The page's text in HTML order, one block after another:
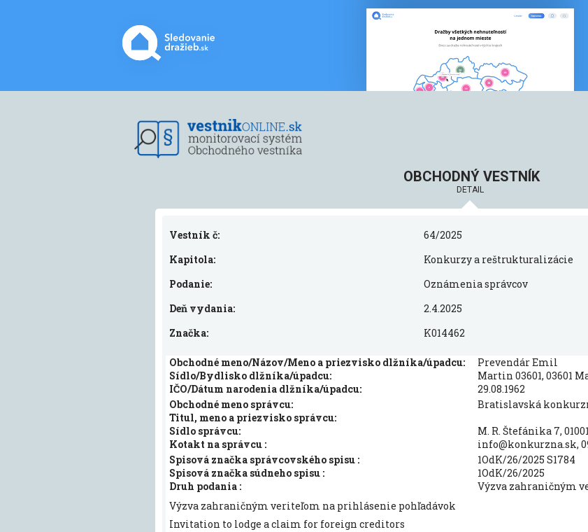
OBCHODNÝ VESTNÍK
DETAIL
Vestník č:
64/2025
Kapitola:
Konkurzy a reštrukturalizácie
Podanie:
Oznámenia správcov
Deň vydania:
2.4.2025
Značka:
K014462
Obchodné meno/Názov/Meno a priezvisko dlžníka/úpadcu:
Prevendár Emil
Sídlo/Bydlisko dlžníka/úpadcu:
Martin 03601, 03601
IČO/Dátum narodenia dlžníka/úpadcu:
29.08.1962
Obchodné meno správcu:
Bratislavská
Titul, meno a priezvisko správcu:
Sídlo správcu:
M. R. Štefánika 7,
Kotakt na správcu :
info@konkurzna.sk,
Spisová značka správcovského spisu :
1OdK/26/2025 S1784
Spisová značka súdneho spisu :
1OdK/26/2025
Druh podania :
Výzva zahraničným
Výzva zahraničným veriteľom na prihlásenie pohľadávok
Invitation to lodge a claim for foreign creditors